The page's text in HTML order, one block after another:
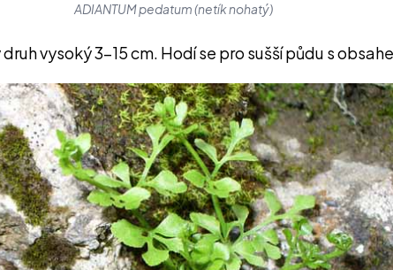
ADIANTUM pedatum (netík nohatý)
vysoký 3–15 cm. Hodí se pro sušší půdu s